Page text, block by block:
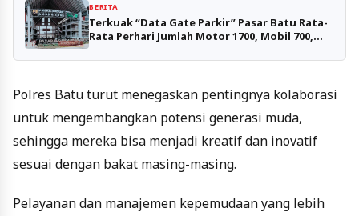
BERITA
Terkuak “Data Gate Parkir” Pasar Batu Rata-
Rata Perhari Jumlah Motor 1700, Mobil 700,
Polres Batu turut menegaskan pentingnya kolaborasi
untuk mengembangkan potensi generasi muda,
sehingga mereka bisa menjadi kreatif dan inovatif
sesuai dengan bakat masing-masing.
Pelayanan dan manajemen kepemudaan yang lebih